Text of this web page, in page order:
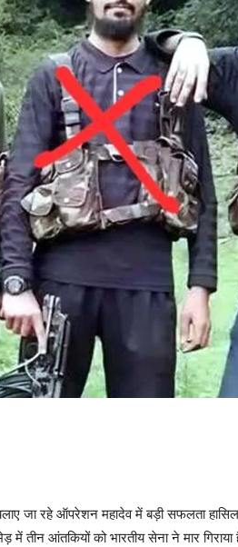
जा रहे ऑपरेशन महादेव में बड़ी सफलता
आंतकियों को भारतीय सेना ने मार